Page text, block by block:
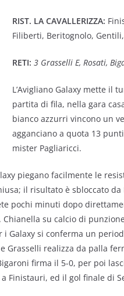
RIST. LA CAVALLERIZZA:
Filiberti, Beritognolo,
RETI: 3 Grasselli E, Rosati,
L’Avigliano Galaxy mette il
partita di fila, nella gara
bianco azzurri vincono un
agganciano a quota 13
mister Pagliaricci.
piegano facilmente le
il risultato è sbloccato da
pochi minuti dopo
su calcio di
Galaxy si conferma un
Grasselli realizza da palla
firma il 5-0, per poi
Finistauri, ed il gol finale di